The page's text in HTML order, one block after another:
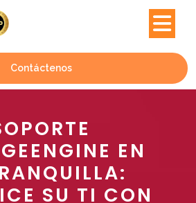
Contáctenos
EN
SU TI CON